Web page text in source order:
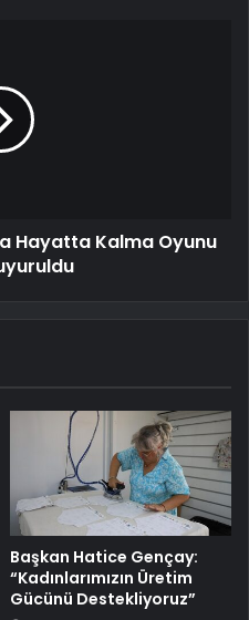
Hayatta Kalma Oyunu
Başkan Hatice Gençay:
“Kadınlarımızın Üretim
Gücünü Destekliyoruz”